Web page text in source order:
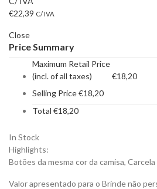
€22,39 C/ IVA
Close
Price Summary
Maximum Retail Price
(incl. of all taxes)
€18,20
Selling Price€18,20
Total €18,20
In Stock
Highlights:
Botões da mesma cor da camisa, Carcela
Valor apresentado para o Brinde não